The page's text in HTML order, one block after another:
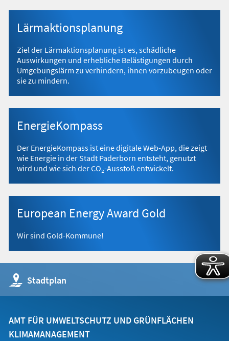
Lärmaktionsplanung
Ziel der Lärmaktionsplanung ist es, schädliche
Auswirkungen und erhebliche Belästigungen durch
Umgebungslärm zu verhindern, ihnen vorzubeugen oder
sie zu mindern.
EnergieKompass
Der EnergieKompass ist eine digitale Web-App, die zeigt
wie Energie in der Stadt Paderborn entsteht, genutzt
wird und wie sich der CO₂-Ausstoß entwickelt.
European Energy Award Gold
Wir sind Gold-Kommune!
Stadtplan
(Öffnet
in
einem
Tab)
AMT FÜR UMWELTSCHUTZ UND GRÜNFLÄCHEN
KLIMAMANAGEMENT